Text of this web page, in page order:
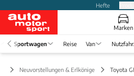
Hefte
Marken
Sportwagen Reise Van
Neuvorstellungen & Erlkönige Toyota